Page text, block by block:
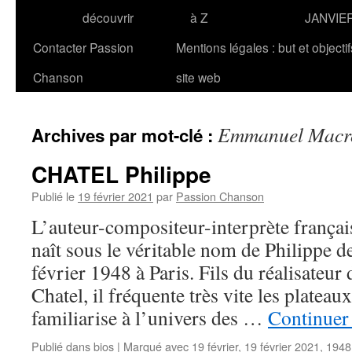
découvrir
à Z
Contacter Passion
Chanson
Mentions légales : but et
site web
Archives par mot-clé : Emmanuel
CHATEL Philippe
Publié le 19 février 2021 par Passion Chanson
L’auteur-compositeur-interprète
naît sous le véritable nom de Philippe
février 1948 à Paris. Fils du réalisateur
Chatel, il fréquente très vite les
familiarise à l’univers des …
Publié dansbios | Marqué avec 19 février, 19 février 2021, 1948